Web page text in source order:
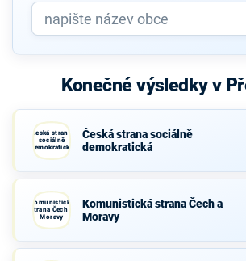
Konečné výsledky v
Česká strana
sociálně
demokratická
Česká strana sociálně
demokratická
Komunistická
strana Čech a
Moravy
Komunistická strana Čech a
Moravy